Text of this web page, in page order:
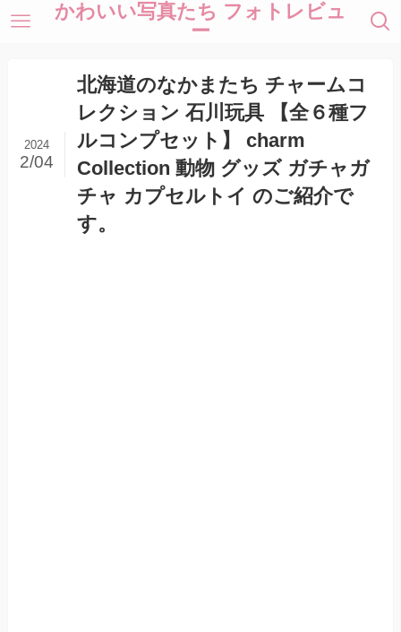
かわいい写真たち フォトレビュ
ー
北海道のなかまたち チャームコ
レクション 石川玩具 【全６種フ
ルコンプセット】 charm
Collection 動物 グッズ ガチャガ
チャ カプセルトイ のご紹介で
す。
2024
2/04